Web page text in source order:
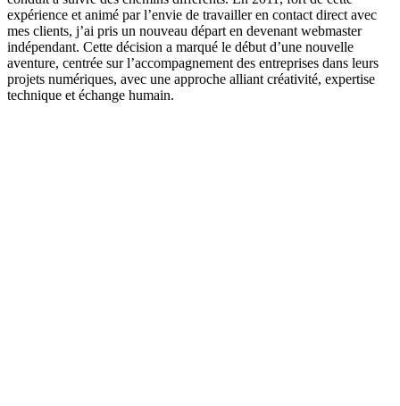
expérience et animé par l’envie de travailler en contact direct avec
mes clients, j’ai pris un nouveau départ en devenant webmaster
indépendant. Cette décision a marqué le début d’une nouvelle
aventure, centrée sur l’accompagnement des entreprises dans leurs
projets numériques, avec une approche alliant créativité, expertise
technique et échange humain.